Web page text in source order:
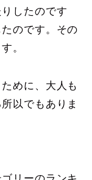
したのです
のです。その
。
めに、大人も
以でもありま